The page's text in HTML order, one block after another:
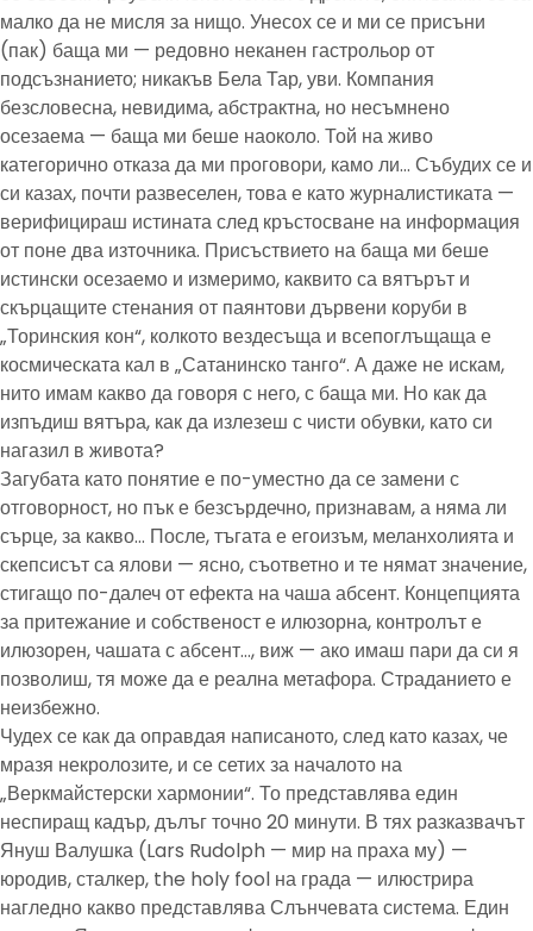
малко да не мисля за нищо. Унесох се и ми се присъни
(пак) баща ми — редовно неканен гастрольор от
подсъзнанието; никакъв Бела Тар, уви. Компания
безсловесна, невидима, абстрактна, но несъмнено
осезаема — баща ми беше наоколо. Той на живо
категорично отказа да ми проговори, камо ли… Събудих се и
си казах, почти развеселен, това е като журналистиката —
верифицираш истината след кръстосване на информация
от поне два източника. Присъствието на баща ми беше
истински осезаемо и измеримо, каквито са вятърът и
скърцащите стенания от паянтови дървени коруби в
„Торинския кон“, колкото вездесъща и всепоглъщаща е
космическата кал в „Сатанинско танго“. А даже не искам,
нито имам какво да говоря с него, с баща ми. Но как да
изпъдиш вятъра, как да излезеш с чисти обувки, като си
нагазил в живота?
Загубата като понятие е по-уместно да се замени с
отговорност, но пък е безсърдечно, признавам, а няма ли
сърце, за какво… После, тъгата е егоизъм, меланхолията и
скепсисът са ялови — ясно, съответно и те нямат значение,
стигащо по-далеч от ефекта на чаша абсент. Концепцията
за притежание и собственост е илюзорна, контролът е
илюзорен, чашата с абсент…, виж — ако имаш пари да си я
позволиш, тя може да е реална метафора. Страданието е
неизбежно.
Чудех се как да оправдая написаното, след като казах, че
мразя некролозите, и се сетих за началото на
„Веркмайстерски хармонии“. То представлява един
неспиращ кадър, дълъг точно 20 минути. В тях разказвачът
Януш Валушка (Lars Rudolph — мир на праха му) —
юродив, сталкер, the holy fool на града — илюстрира
нагледно какво представлява Слънчевата система. Един